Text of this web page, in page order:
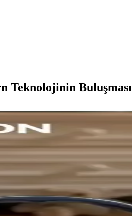
Teknolojinin Buluşması